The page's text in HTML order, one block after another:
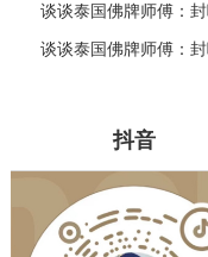
谈谈泰国佛牌师傅：
谈谈泰国佛牌师傅：
抖音